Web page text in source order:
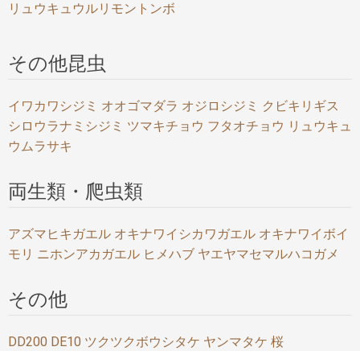
リュウキュウルリモントンボ
その他昆虫
イワカワシジミ オオゴマダラ オジロシジミ クビキリギス
シロウラナミシジミ ツマキチョウ フタオチョウ リュウキュ
ウムラサキ
両生類・爬虫類
アズマヒキガエル オキナワイシカワガエル オキナワイボイ
モリ ニホンアカガエル ヒメハブ ヤエヤマセマルハコガメ
その他
DD200 DE10 ツクツクボウシタケ ヤンマタケ 桜